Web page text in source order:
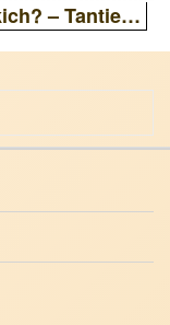
Jak bronić swoich praw autorskich? – Tantiemy, Licencje, Ai | ZAiKS Akademia